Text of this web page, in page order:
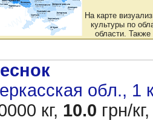
На карте
культуры по
области. Также
обл., 1
кг, 10.0 грн/кг,